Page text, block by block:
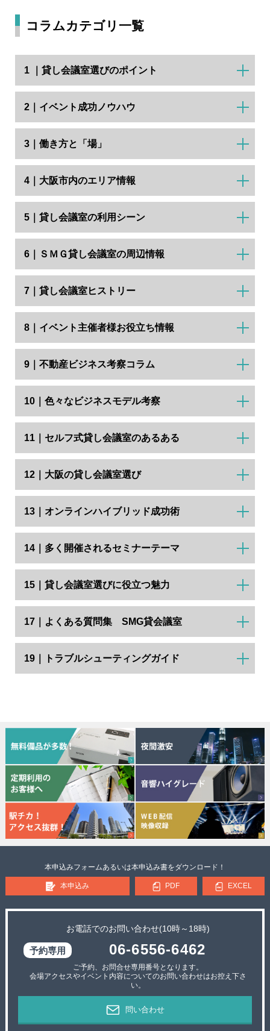
コラムカテゴリ一覧
1 ｜貸し会議室選びのポイント
2｜イベント成功ノウハウ
3｜働き方と「場」
4｜大阪市内のエリア情報
5｜貸し会議室の利用シーン
6｜ＳＭＧ貸し会議室の周辺情報
7｜貸し会議室ヒストリー
8｜イベント主催者様お役立ち情報
9｜不動産ビジネス考察コラム
10｜色々なビジネスモデル考察
11｜セルフ式貸し会議室のあるある
12｜大阪の貸し会議室選び
13｜オンラインハイブリッド成功術
14｜多く開催されるセミナーテーマ
15｜貸し会議室選びに役立つ魅力
17｜よくある質問集 SMG貸会議室
19｜トラブルシューティングガイド
本申込みフォームあるいは本申込み書をダウンロード！
本申込み PDF EXCEL
お電話でのお問い合わせ(10時～18時)
06-6556-6462
ご予約、お問合せ専用番号となります。
会場アクセスやイベント内容についてのお問い合わせはお控え下さ
い。
問い合わせ